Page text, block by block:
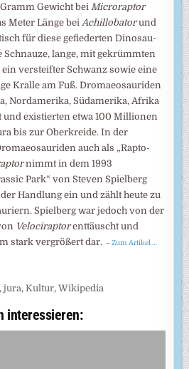
Gewicht bei Microraptor
Meter Länge bei Achillobatorund
für diese gefieder­ten Dinosau­
lange, mit gekrümm­ten
versteif­ter Schwanz sowie eine
Kralle am Fuß. Dromaeo­sauriden
Nord­amerika, Süd­amerika, Afrika
existier­ten etwa 100 Millio­nen
bis zur Ober­kreide. In der
auch als „Rapto­
nimmt in dem 1993
Park“ von Steven Spielberg
Handlung ein und zählt heute zu
Spielberg war jedoch von der
Velociraptorenttäuscht und
stark vergrößert dar. –Zum Artikel …
,jura,Kultur,Wikipedia
interessieren: